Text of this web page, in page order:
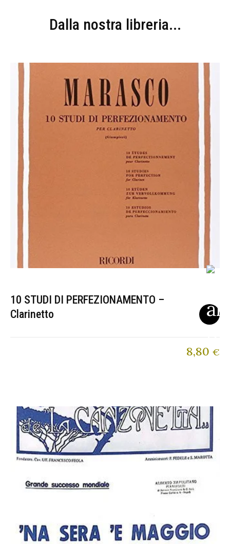
Dalla nostra libreria...
10 STUDI DI PERFEZIONAMENTO –
Clarinetto
8,80 €